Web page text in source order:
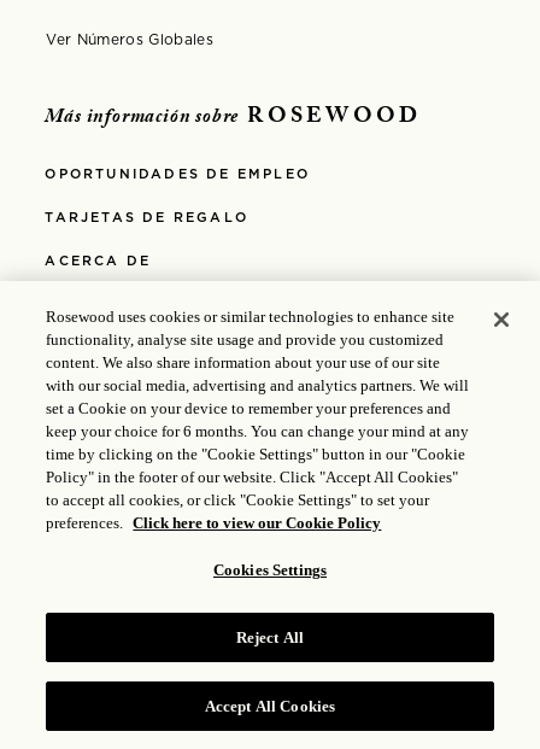
Más información sobre ROSEWOOD
OPORTUNIDADES DE EMPLEO
TARJETAS DE REGALO
ACERCA DE
POLÍTICA DE COOKIES
MEDIOS
POLÍTICAS
ACCESIBILIDAD
Ver Números Globales
© 2025 Rosewood Hotel Group |Licencia ICP: 17035714
Gongan Beian: 31010102004896
Rosewood uses cookies or similar technologies to enhance site
functionality, analyse site usage and provide you customized
content. We also share information about your use of our site
with our social media, advertising and analytics partners. We will
set a Cookie on your device to remember your preferences and
keep your choice for 6 months. You can change your mind at any
time by clicking on the "Cookie Settings" button in our "Cookie
Policy" in the footer of our website. Click "Accept All Cookies"
to accept all cookies, or click "Cookie Settings" to set your
preferences. Click here to view our Cookie Policy
Cookies Settings
Reject All
Accept All Cookies